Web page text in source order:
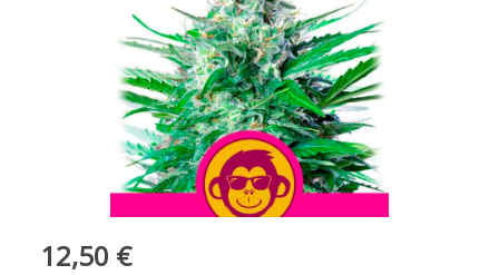
12,50 €